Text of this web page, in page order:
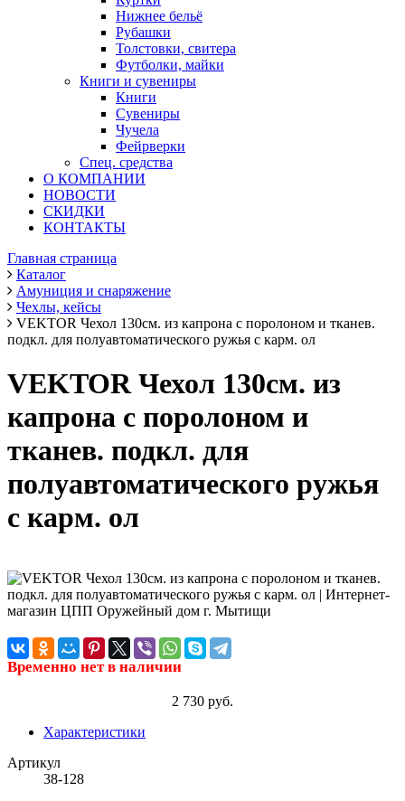
Нижнее бельё
Рубашки
Толстовки, свитера
Футболки, майки
Книги и сувениры
Книги
Сувениры
Чучела
Фейрверки
Спец. средства
О КОМПАНИИ
НОВОСТИ
СКИДКИ
КОНТАКТЫ
Главная страница
Каталог
Амуниция и снаряжение
Чехлы, кейсы
VEKTOR Чехол 130см. из капрона с поролоном и тканев.
подкл. для полуавтоматического ружья с карм. ол
VEKTOR Чехол 130см. из
капрона с поролоном и
тканев. подкл. для
полуавтоматического ружья
с карм. ол
Временно нет в наличии
2 730 руб.
Характеристики
Артикул
38-128